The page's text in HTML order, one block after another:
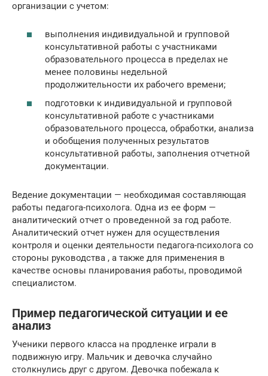
организации с учетом:
выполнения индивидуальной и групповой
консультативной работы с участниками
образовательного процесса в пределах не
менее половины недельной
продолжительности их рабочего времени;
подготовки к индивидуальной и групповой
консультативной работе с участниками
образовательного процесса, обработки, анализа
и обобщения полученных результатов
консультативной работы, заполнения отчетной
документации.
Ведение документации — необходимая составляющая
работы педагога-психолога. Одна из ее форм —
аналитический отчет о проведенной за год работе.
Аналитический отчет нужен для осуществления
контроля и оценки деятельности педагога-психолога со
стороны руководства , а также для применения в
качестве основы планирования работы, проводимой
специалистом.
Пример педагогической ситуации и ее
анализ
Ученики первого класса на продленке играли в
подвижную игру. Мальчик и девочка случайно
столкнулись друг с другом. Девочка побежала к